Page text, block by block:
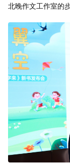
北晚作文工作室的